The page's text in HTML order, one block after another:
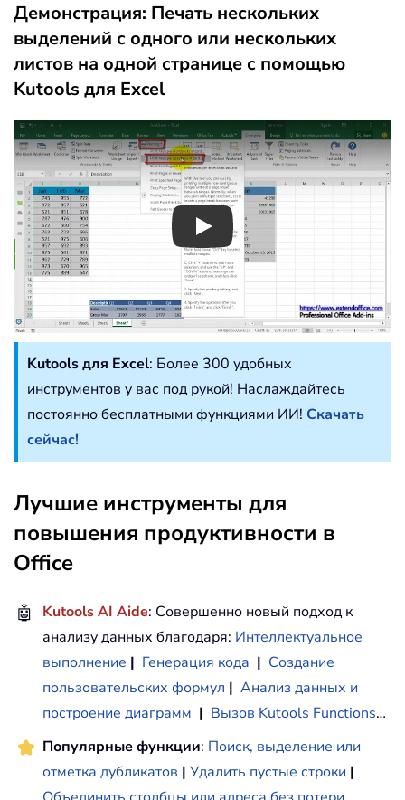
Демонстрация: Печать нескольких
выделений с одного или нескольких
листов на одной странице с помощью
Kutools для Excel
Play
Kutools для Excel: Более 300 удобных
инструментов у вас под рукой! Наслаждайтесь
постоянно бесплатными функциями ИИ! Скачать
сейчас!
Лучшие инструменты для
повышения продуктивности в
Office
🤖 Kutools AI Aide: Совершенно новый подход к
анализу данных благодаря: Интеллектуальное
выполнение | Генерация кода | Создание
пользовательских формул | Анализ данных и
построение диаграмм | Вызов Kutools Functions…
Популярные функции: Поиск, выделение или
отметка дубликатов | Удалить пустые строки |